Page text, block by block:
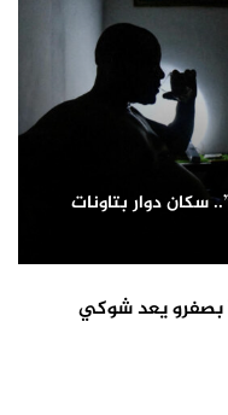
سكان دوار بتاونات
بصفرو يعد شوكي